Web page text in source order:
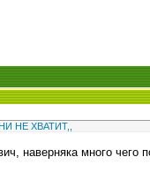
НЕ ХВАТИТ,,
наверняка много чего